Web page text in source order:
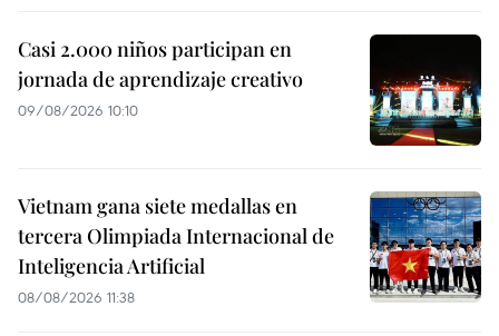
Casi 2.000 niños participan en
jornada de aprendizaje creativo
09/08/2026 10:10
Vietnam gana siete medallas en
tercera Olimpiada Internacional de
Inteligencia Artificial
08/08/2026 11:38